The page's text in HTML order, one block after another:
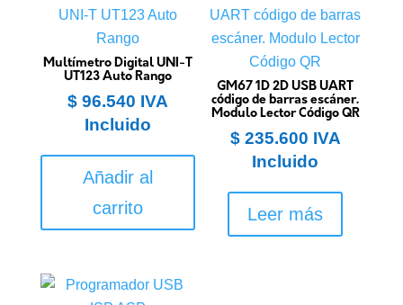
Multímetro Digital UNI-T
UT123 Auto Rango
$96.540 IVA
Incluido
Añadir al
carrito
GM67 1D 2D USB UART
código de barras escáner.
Modulo Lector Código QR
$235.600 IVA
Incluido
Leer más